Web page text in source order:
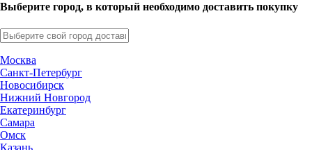
Выберите город, в который необходимо доставить покупку
Москва
Санкт-Петербург
Новосибирск
Нижний Новгород
Екатеринбург
Самара
Омск
Казань